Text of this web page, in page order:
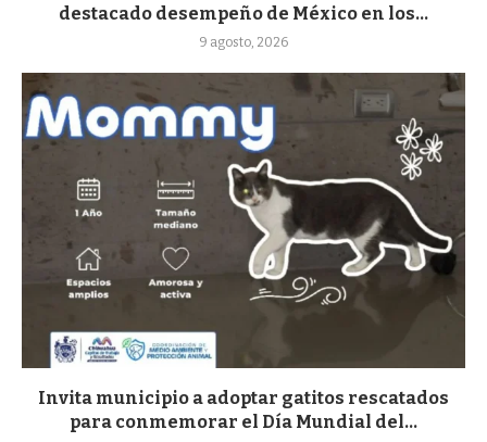
destacado desempeño de México en los...
9 agosto, 2026
Invita municipio a adoptar gatitos rescatados
para conmemorar el Día Mundial del...